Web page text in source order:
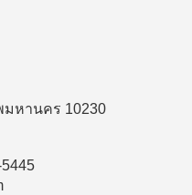
มหานคร 10230